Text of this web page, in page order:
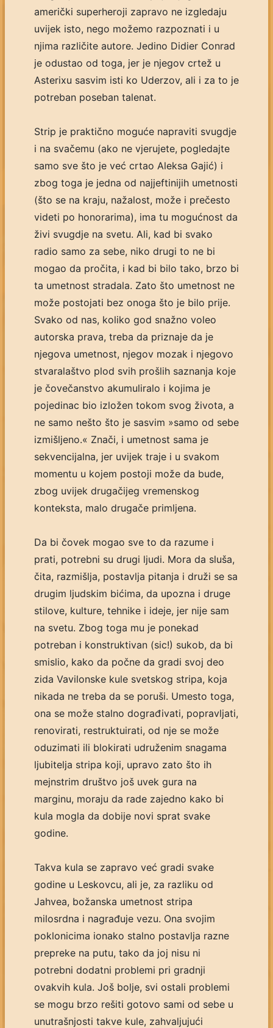
američki superheroji zapravo ne izgledaju
uvijek isto, nego možemo razpoznati i u
njima različite autore. Jedino Didier Conrad
je odustao od toga, jer je njegov crtež u
Asterixu sasvim isti ko Uderzov, ali i za to je
potreban poseban talenat.
Strip je praktično moguće napraviti svugdje
i na svačemu (ako ne vjerujete, pogledajte
samo sve što je već crtao Aleksa Gajić) i
zbog toga je jedna od najjeftinijih umetnosti
(što se na kraju, nažalost, može i prečesto
videti po honorarima), ima tu mogućnost da
živi svugdje na svetu. Ali, kad bi svako
radio samo za sebe, niko drugi to ne bi
mogao da pročita, i kad bi bilo tako, brzo bi
ta umetnost stradala. Zato što umetnost ne
može postojati bez onoga što je bilo prije.
Svako od nas, koliko god snažno voleo
autorska prava, treba da priznaje da je
njegova umetnost, njegov mozak i njegovo
stvaralaštvo plod svih prošlih saznanja koje
je čovečanstvo akumuliralo i kojima je
pojedinac bio izložen tokom svog života, a
ne samo nešto što je sasvim »samo od sebe
izmišljeno.« Znači, i umetnost sama je
sekvencijalna, jer uvijek traje i u svakom
momentu u kojem postoji može da bude,
zbog uvijek drugačijeg vremenskog
konteksta, malo drugače primljena.
Da bi čovek mogao sve to da razume i
prati, potrebni su drugi ljudi. Mora da sluša,
čita, razmišlja, postavlja pitanja i druži se sa
drugim ljudskim bićima, da upozna i druge
stilove, kulture, tehnike i ideje, jer nije sam
na svetu. Zbog toga mu je ponekad
potreban i konstruktivan (sic!) sukob, da bi
smislio, kako da počne da gradi svoj deo
zida Vavilonske kule svetskog stripa, koja
nikada ne treba da se poruši. Umesto toga,
ona se može stalno dograđivati, popravljati,
renovirati, restruktuirati, od nje se može
oduzimati ili blokirati udruženim snagama
ljubitelja stripa koji, upravo zato što ih
mejnstrim društvo još uvek gura na
marginu, moraju da rade zajedno kako bi
kula mogla da dobije novi sprat svake
godine.
Takva kula se zapravo već gradi svake
godine u Leskovcu, ali je, za razliku od
Jahvea, božanska umetnost stripa
milosrdna i nagrađuje vezu. Ona svojim
poklonicima ionako stalno postavlja razne
prepreke na putu, tako da joj nisu ni
potrebni dodatni problemi pri gradnji
ovakvih kula. Još bolje, svi ostali problemi
se mogu brzo rešiti gotovo sami od sebe u
unutrašnjosti takve kule, zahvaljujući